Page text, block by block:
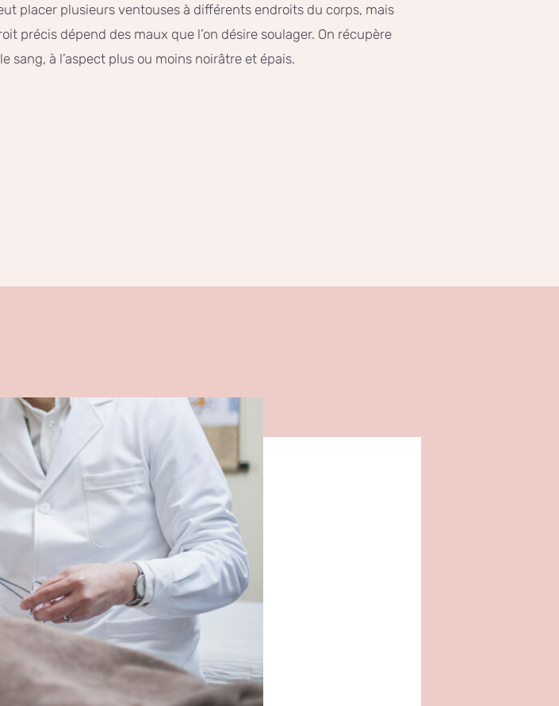
placer plusieurs ventouses à différents endroits du corps, mais
précis dépend des maux que l’on désire soulager. On récupère
sang, à l’aspect plus ou moins noirâtre et épais.